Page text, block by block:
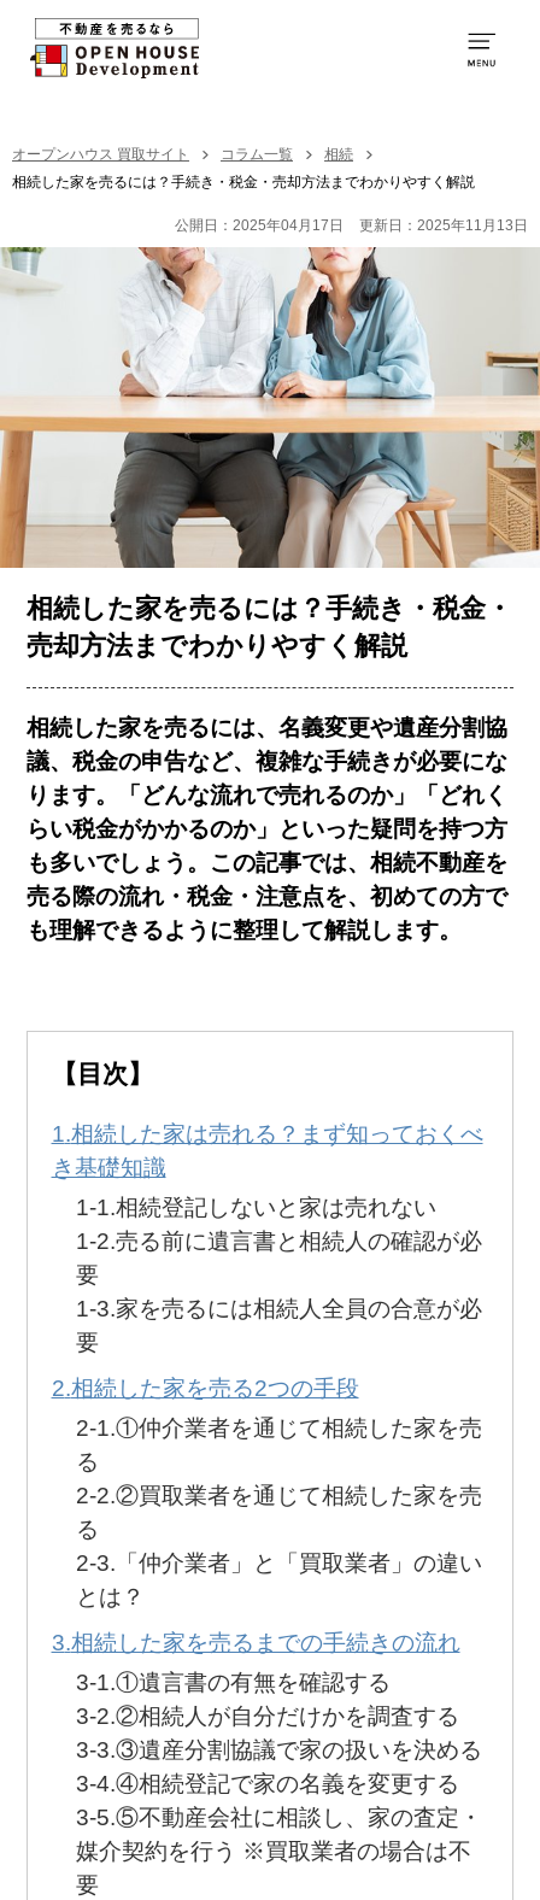
0120-250-094
営業時間：9:00～20:00
買取の特徴
お取引の流れ
社員紹介
買取の事例
お客様の声
コラム一覧
会社概要
0120-250-094
営業時間:
9:00～20:00
オープンハウス 買取サイト コラム一覧
相続
相続した家を売るには？手続き・税金・売却方法までわかりやすく解説
公開日：2025年04月17日 更新日：2025年11月13日
相続した家を売るには？手続き・税金・
売却方法までわかりやすく解説
相続した家を売るには、名義変更や遺産分割協
議、税金の申告など、複雑な手続きが必要にな
ります。「 どんな流れで売れるのか」「 どれく
らい税金がかかるのか」といった疑問を持つ方
も多いでしょう。この記事では、相続不動産を
売る際の流れ・税金・注意点を、初めての方で
も理解できるように整理して解説します。
【目次】
相続した家は売れる？まず知っておくべ
き基礎知識
相続登記しないと家は売れない
売る前に遺言書と相続人の確認が必
要
家を売るには相続人全員の合意が必
要
相続した家を売る2つの手段
①仲介業者を通じて相続した家を売
る
②買取業者を通じて相続した家を売
る
「仲介業者」と「買取業者」の違い
とは？
相続した家を売るまでの手続きの流れ
①遺言書の有無を確認する
②相続人が自分だけかを調査する
③遺産分割協議で家の扱いを決める
④相続登記で家の名義を変更する
⑤不動産会社に相談し、家の査定・
媒介契約を行う ※買取業者の場合は不
要